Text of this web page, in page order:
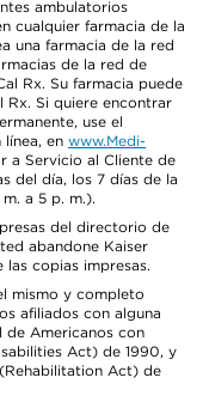
ambulatorios
cualquier farmacia de la
una farmacia de la red
de la red de
Rx. Su farmacia puede
Rx. Si quiere encontrar
use el
en www.Medi-
a Servicio al Cliente de
del día, los 7 días de la
a 5 p. m.).
del directorio de
abandone Kaiser
las copias impresas.
mismo y completo
afiliados con alguna
de Americanos con
Act) de 1990, y
Act) de